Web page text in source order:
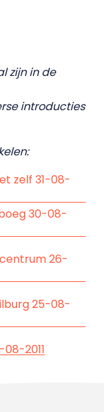
zijn in de
introducties
zelf 31-08-
30-08-
26-
25-08-
2011